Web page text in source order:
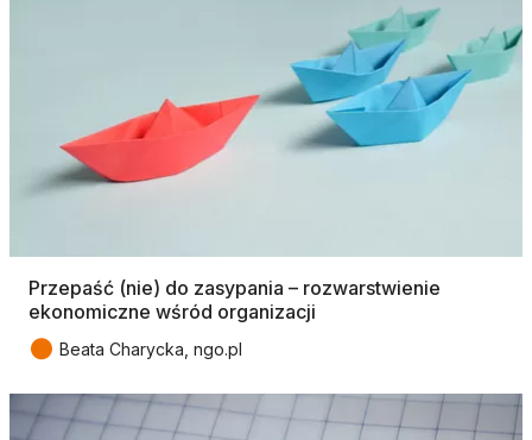
Przepaść (nie) do zasypania – rozwarstwienie
ekonomiczne wśród organizacji
● Beata Charycka, ngo.pl